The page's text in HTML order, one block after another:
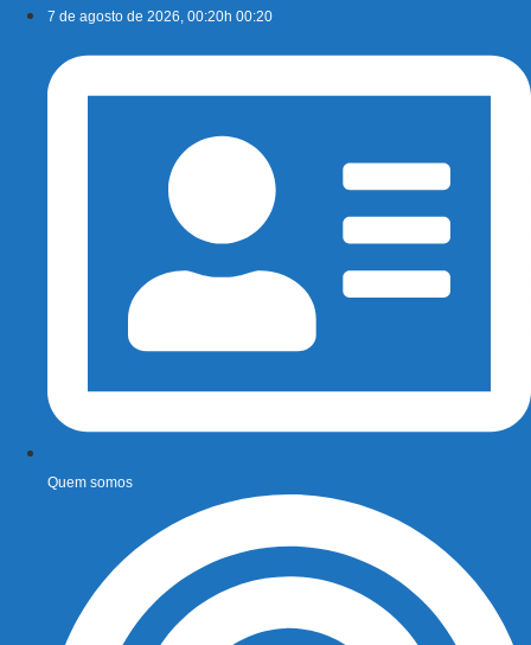
conteúdo
7 de agosto de 2026, 00:20h 00:20
Quem somos